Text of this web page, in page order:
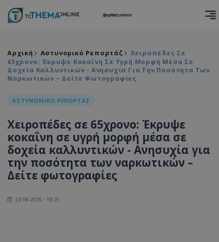
Αρχική Αστυνομικό Ρεπορτάζ
Χειροπέδες Σε
65χρονο: Έκρυψε Κοκαΐνη Σε Υγρή Μορφή Μέσα Σε
Δοχεία Καλλυντικών - Ανησυχία Για Την Ποσότητα Των
Ναρκωτικών – Δείτε Φωτογραφίες
ΑΣΤΥΝΟΜΙΚΟ ΡΕΠΟΡΤΑΖ
Χειροπέδες σε 65χρονο: Έκρυψε
κοκαΐνη σε υγρή μορφή μέσα σε
δοχεία καλλυντικών - Ανησυχία για
την ποσότητα των ναρκωτικών –
Δείτε φωτογραφίες
23.06.2026 - 18:21